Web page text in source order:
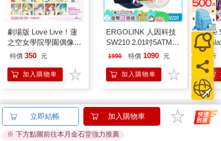
劇場版 Love Live！蓮
之空女學院學園偶像俱
樂部 Bloom Garden
特價 350 元
加入購物車
ERGOLINK 人因科技
SW210 2.01吋5ATM游
泳心率血氧藍牙通話腕
1990 特價 1090 元
加入購物車
The
折
訂購/退換貨須知
加入金石堂 LINE 官方帳號『完成綁定』，隨時掌握出貨動
立即結帳 加入購物車
※ 下方點圖前往本月金石堂強力推薦